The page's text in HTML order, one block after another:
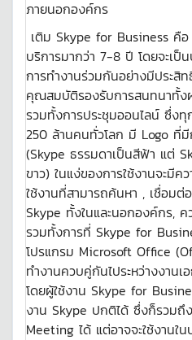
ภายนอกองค์กร
เติม Skype for Business คื
บริการมากว่า 7-8 ปี โดยจะเป็
การทำงานร่วมกันอย่างมีประสิ
คุณสมบัติรองรับการสนทนาทั้ง
รวมทั้งการประชุมออนไลน์ ซึ่ง
250 ล้านคนทั่วโลก มี Logo ที่มี
(Skype ธรรมดาเป็นสีฟ้า แต่
ขาว) ในแง่ของการใช้งานจะมีค
ใช้งานที่สามารถค้นหา , เชื่อมต่
Skype ทั้งในและนอกองค์กร, ค
รวมทั้งการที่ Skype for
โปรแกรม Microsoft Office
ทำงานควบคู่กันไประหว่างงานเ
โดยผู้ใช้งาน Skype for
งาน Skype ปกติได้ ซึ่งก็รวมถึ
Meeting ได้ แต่อาจจะใช้งานใ